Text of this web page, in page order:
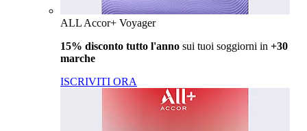
ALL Accor+ Voyager
15% disconto tutto l'anno sui tuoi soggiorni in +30
marche
ISCRIVITI ORA